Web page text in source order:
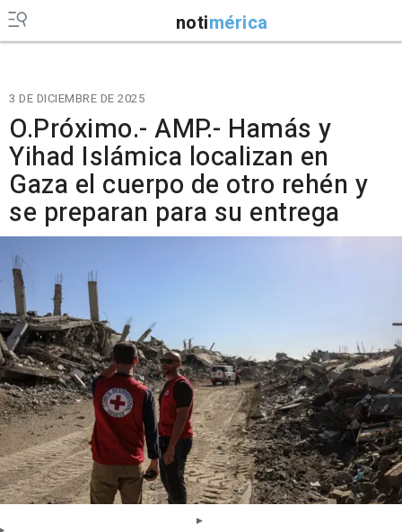
notimérica
3 DE DICIEMBRE DE 2025
O.Próximo.- AMP.- Hamás y
Yihad Islámica localizan en
Gaza el cuerpo de otro rehén y
se preparan para su entrega